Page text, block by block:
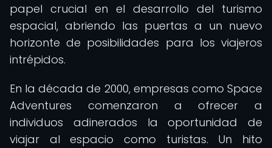
papel crucial en el desarrollo del turismo
espacial, abriendo las puertas a un nuevo
horizonte de posibilidades para los viajeros
intrépidos.
En la década de 2000, empresas como Space
Adventures comenzaron a ofrecer a
individuos adinerados la oportunidad de
viajar al espacio como turistas. Un hito